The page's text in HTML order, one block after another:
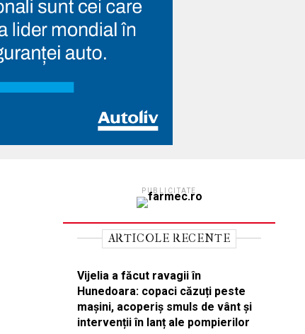
PUBLICITATE
ARTICOLE RECENTE
Vijelia a făcut ravagii în
Hunedoara: copaci căzuți peste
mașini, acoperiș smuls de vânt și
intervenții în lanț ale pompierilor